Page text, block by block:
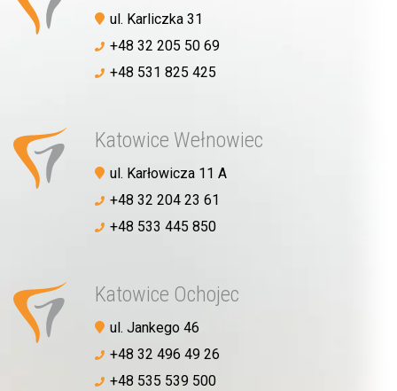
ul. Karliczka 31
+48 32 205 50 69
+48 531 825 425
Katowice Wełnowiec
ul. Karłowicza 11 A
+48 32 204 23 61
+48 533 445 850
Katowice Ochojec
ul. Jankego 46
+48 32 496 49 26
+48 535 539 500